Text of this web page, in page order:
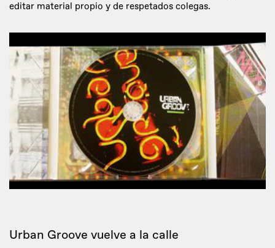
editar material propio y de respetados colegas.
Urban Groove vuelve a la calle